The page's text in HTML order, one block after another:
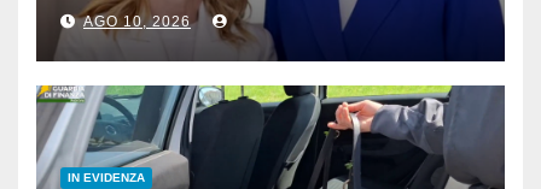
AGO 10, 2026
IN EVIDENZA